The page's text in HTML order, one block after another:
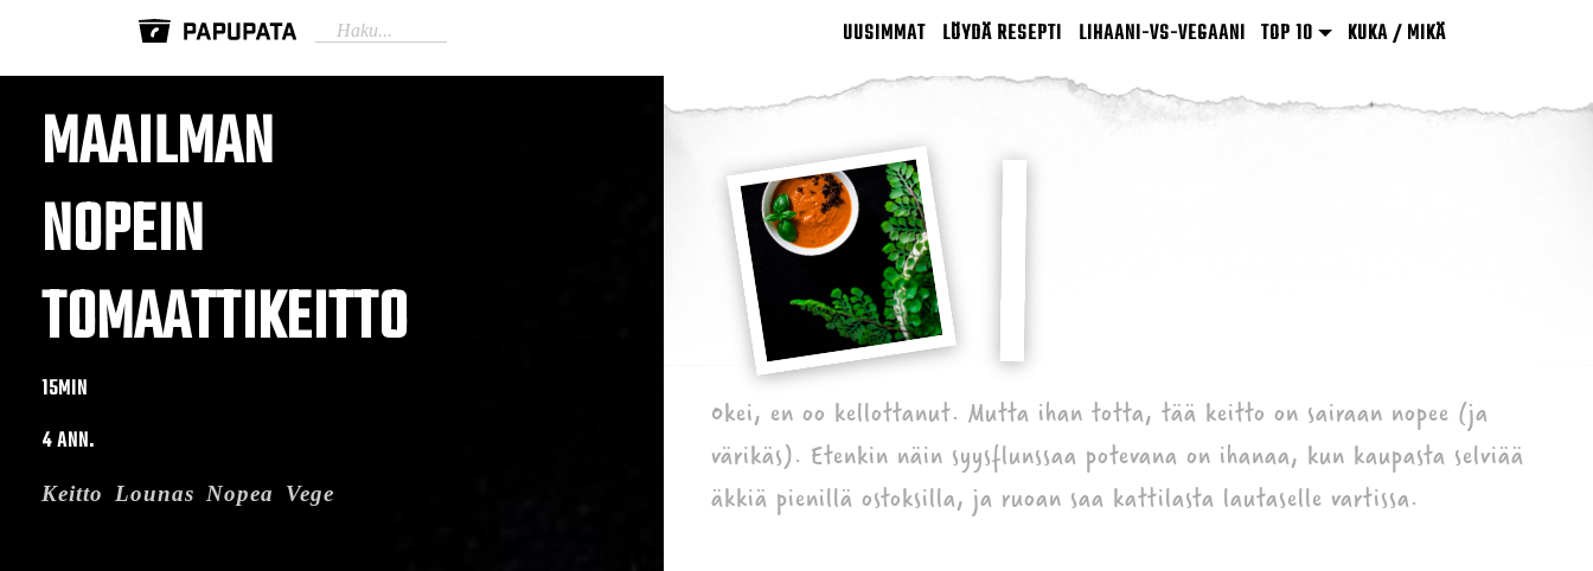
UUSIMMAT LÖYDÄ RESEPTI LIHAANI-VS-VEGAANI TOP 10 KUKA / MIKÄ
MAAILMAN
NOPEIN
TOMAATTIKEITTO
15MIN
4 ANN.
Keitto Lounas Nopea Vege
Okei, en oo kellottanut. Mutta ihan totta, tää keitto on sairaan nopee (ja
värikäs). Etenkin näin syysflunssaa potevana on ihanaa, kun kaupasta selviää
äkkiä pienillä ostoksilla, ja ruoan saa kattilasta lautaselle vartissa.